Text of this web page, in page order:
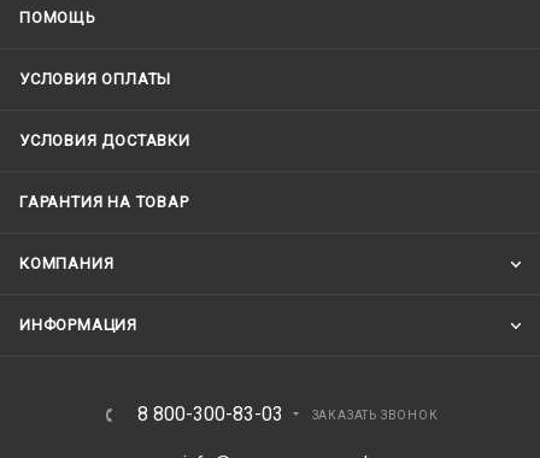
ПОМОЩЬ
УСЛОВИЯ ОПЛАТЫ
УСЛОВИЯ ДОСТАВКИ
ГАРАНТИЯ НА ТОВАР
КОМПАНИЯ
ИНФОРМАЦИЯ
8 800-300-83-03 ЗАКАЗАТЬ ЗВОНОК